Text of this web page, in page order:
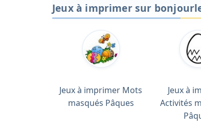
Jeux à imprimer sur
Jeux à imprimer Mots
masqués Pâques
Jeux à
Activités